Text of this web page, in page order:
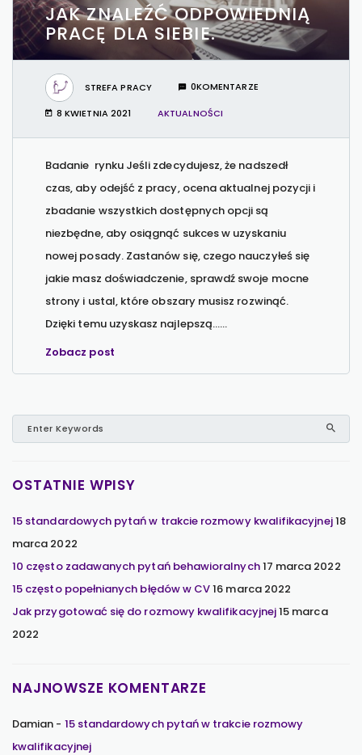
JAK ZNALEŹĆ ODPOWIEDNIĄ
PRACĘ DLA SIEBIE.
STREFA PRACY 0KOMENTARZE
8 KWIETNIA 2021 AKTUALNOŚCI
Badanie rynku Jeśli zdecydujesz, że nadszedł
czas, aby odejść z pracy, ocena aktualnej pozycji i
zbadanie wszystkich dostępnych opcji są
niezbędne, aby osiągnąć sukces w uzyskaniu
nowej posady. Zastanów się, czego nauczyłeś się
jakie masz doświadczenie, sprawdź swoje mocne
strony i ustal, które obszary musisz rozwinąć.
Dzięki temu uzyskasz najlepszą…...
Zobacz post
OSTATNIE WPISY
15 standardowych pytań w trakcie rozmowy kwalifikacyjnej18
marca 2022
10 często zadawanych pytań behawioralnych17 marca 2022
15 często popełnianych błędów w CV16 marca 2022
Jak przygotować się do rozmowy kwalifikacyjnej15 marca
2022
NAJNOWSZE KOMENTARZE
Damian - 15 standardowych pytań w trakcie rozmowy
kwalifikacyjnej